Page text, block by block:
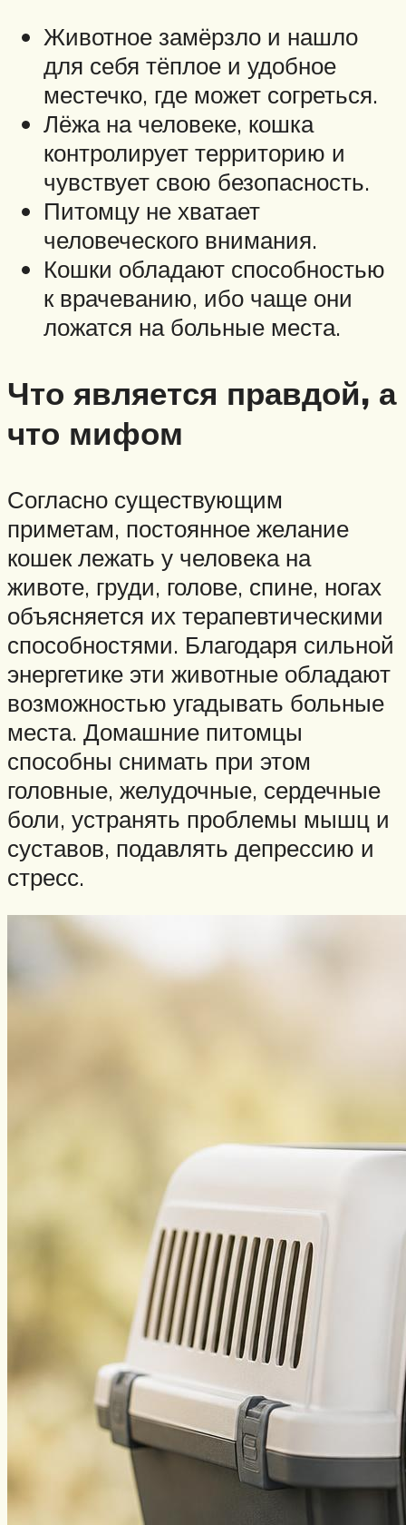
Животное замёрзло и нашло
для себя тёплое и удобное
местечко, где может согреться.
Лёжа на человеке, кошка
контролирует территорию и
чувствует свою безопасность.
Питомцу не хватает
человеческого внимания.
Кошки обладают способностью
к врачеванию, ибо чаще они
ложатся на больные места.
Что является правдой, а
что мифом
Согласно существующим
приметам, постоянное желание
кошек лежать у человека на
животе, груди, голове, спине, ногах
объясняется их терапевтическими
способностями. Благодаря сильной
энергетике эти животные обладают
возможностью угадывать больные
места. Домашние питомцы
способны снимать при этом
головные, желудочные, сердечные
боли, устранять проблемы мышц и
суставов, подавлять депрессию и
стресс.